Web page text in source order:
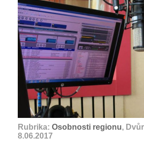
Rubrika: Osobnosti regionu,
8.06.2017